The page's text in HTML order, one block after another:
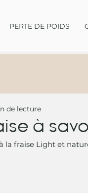
PERTE DE POIDS
à
de lecture
la fraise Light et